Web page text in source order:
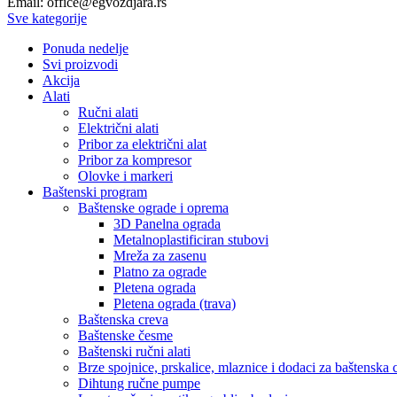
Sve kategorije
Ponuda nedelje
Svi proizvodi
Akcija
Alati
Ručni alati
Električni alati
Pribor za električni alat
Pribor za kompresor
Olovke i markeri
Baštenski program
Baštenske ograde i oprema
3D Panelna ograda
Metalnoplastificiran stubovi
Mreža za zasenu
Platno za ograde
Pletena ograda
Pletena ograda (trava)
Baštenska creva
Baštenske česme
Baštenski ručni alati
Brze spojnice, prskalice, mlaznice i dodaci za baštenska
Dihtung ručne pumpe